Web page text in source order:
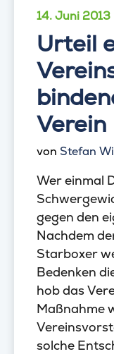
14. Juni 2013
Urteil
Verein
von Stefan
Wer einmal
gegen den
Nachdem
Starboxer
Bedenken
hob das
Maßnahme
solche